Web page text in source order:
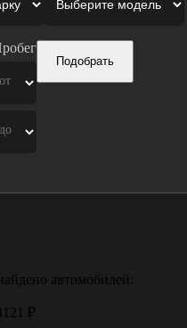
от
до
Подобрать
автомобилей:
₽